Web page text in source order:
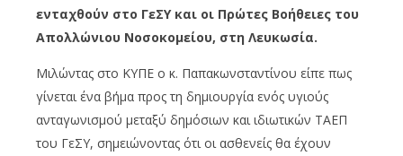
ενταχθούν στο ΓεΣΥ και οι Πρώτες Βοήθειες του
Απολλώνιου Νοσοκομείου, στη Λευκωσία.
Μιλώντας στο ΚΥΠΕ ο κ. Παπακωνσταντίνου είπε πως
γίνεται ένα βήμα προς τη δημιουργία ενός υγιούς
ανταγωνισμού μεταξύ δημόσιων και ιδιωτικών ΤΑΕΠ
του ΓεΣΥ, σημειώνοντας ότι οι ασθενείς θα έχουν